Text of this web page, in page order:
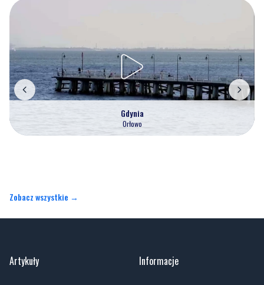
Gdynia
Orłowo
Zobacz wszystkie →
Artykuły Informacje